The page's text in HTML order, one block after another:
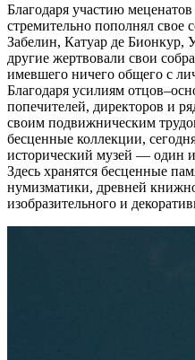
Благодаря участию
стремительно пополнял
Забелин, Катуар де Бионкур,
другие жертвовали свои
имевшего ничего общего с
Благодаря усилиям
попечителей, директоров и
своим подвижническим
бесценные коллекции,
исторический музей — один
Здесь хранятся бесценные
нумизматики, древней
изобразительного и